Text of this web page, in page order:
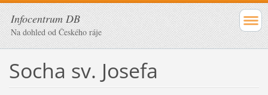
Infocentrum DB
Na dohled od Českého ráje
Socha sv. Josefa